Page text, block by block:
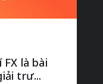
là bài
trư...